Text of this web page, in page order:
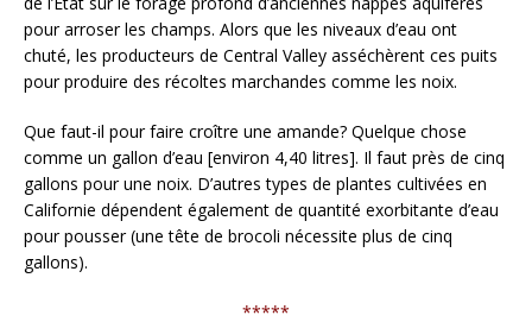
pour arroser les champs. Alors que les niveaux d’eau ont
chuté, les producteurs de Central Valley asséchèrent ces puits
pour produire des récoltes marchandes comme les noix.
Que faut-il pour faire croître une amande? Quelque chose
comme un gallon d’eau [environ 4,40 litres]. Il faut près de cinq
gallons pour une noix. D’autres types de plantes cultivées en
Californie dépendent également de quantité exorbitante d’eau
pour pousser (une tête de brocoli nécessite plus de cinq
gallons).
*****